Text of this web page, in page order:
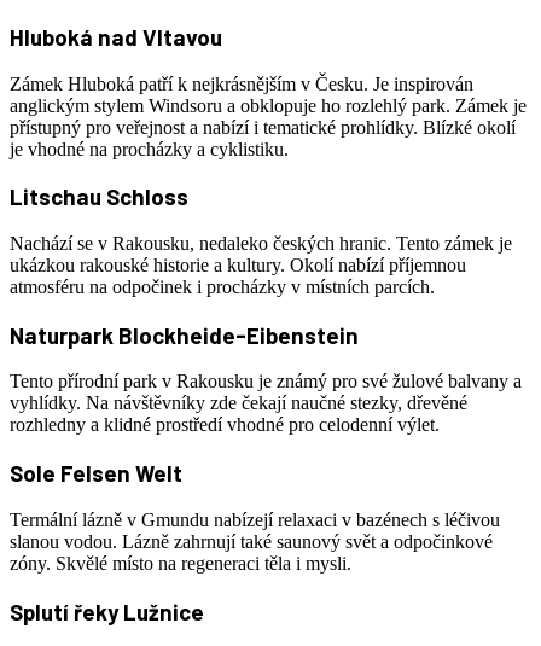
Hluboká nad Vltavou
Zámek Hluboká patří k nejkrásnějším v Česku. Je inspirován
anglickým stylem Windsoru a obklopuje ho rozlehlý park. Zámek je
přístupný pro veřejnost a nabízí i tematické prohlídky. Blízké okolí
je vhodné na procházky a cyklistiku.
Litschau Schloss
Nachází se v Rakousku, nedaleko českých hranic. Tento zámek je
ukázkou rakouské historie a kultury. Okolí nabízí příjemnou
atmosféru na odpočinek i procházky v místních parcích.
Naturpark Blockheide-Eibenstein
Tento přírodní park v Rakousku je známý pro své žulové balvany a
vyhlídky. Na návštěvníky zde čekají naučné stezky, dřevěné
rozhledny a klidné prostředí vhodné pro celodenní výlet.
Sole Felsen Welt
Termální lázně v Gmundu nabízejí relaxaci v bazénech s léčivou
slanou vodou. Lázně zahrnují také saunový svět a odpočinkové
zóny. Skvělé místo na regeneraci těla i mysli.
Splutí řeky Lužnice